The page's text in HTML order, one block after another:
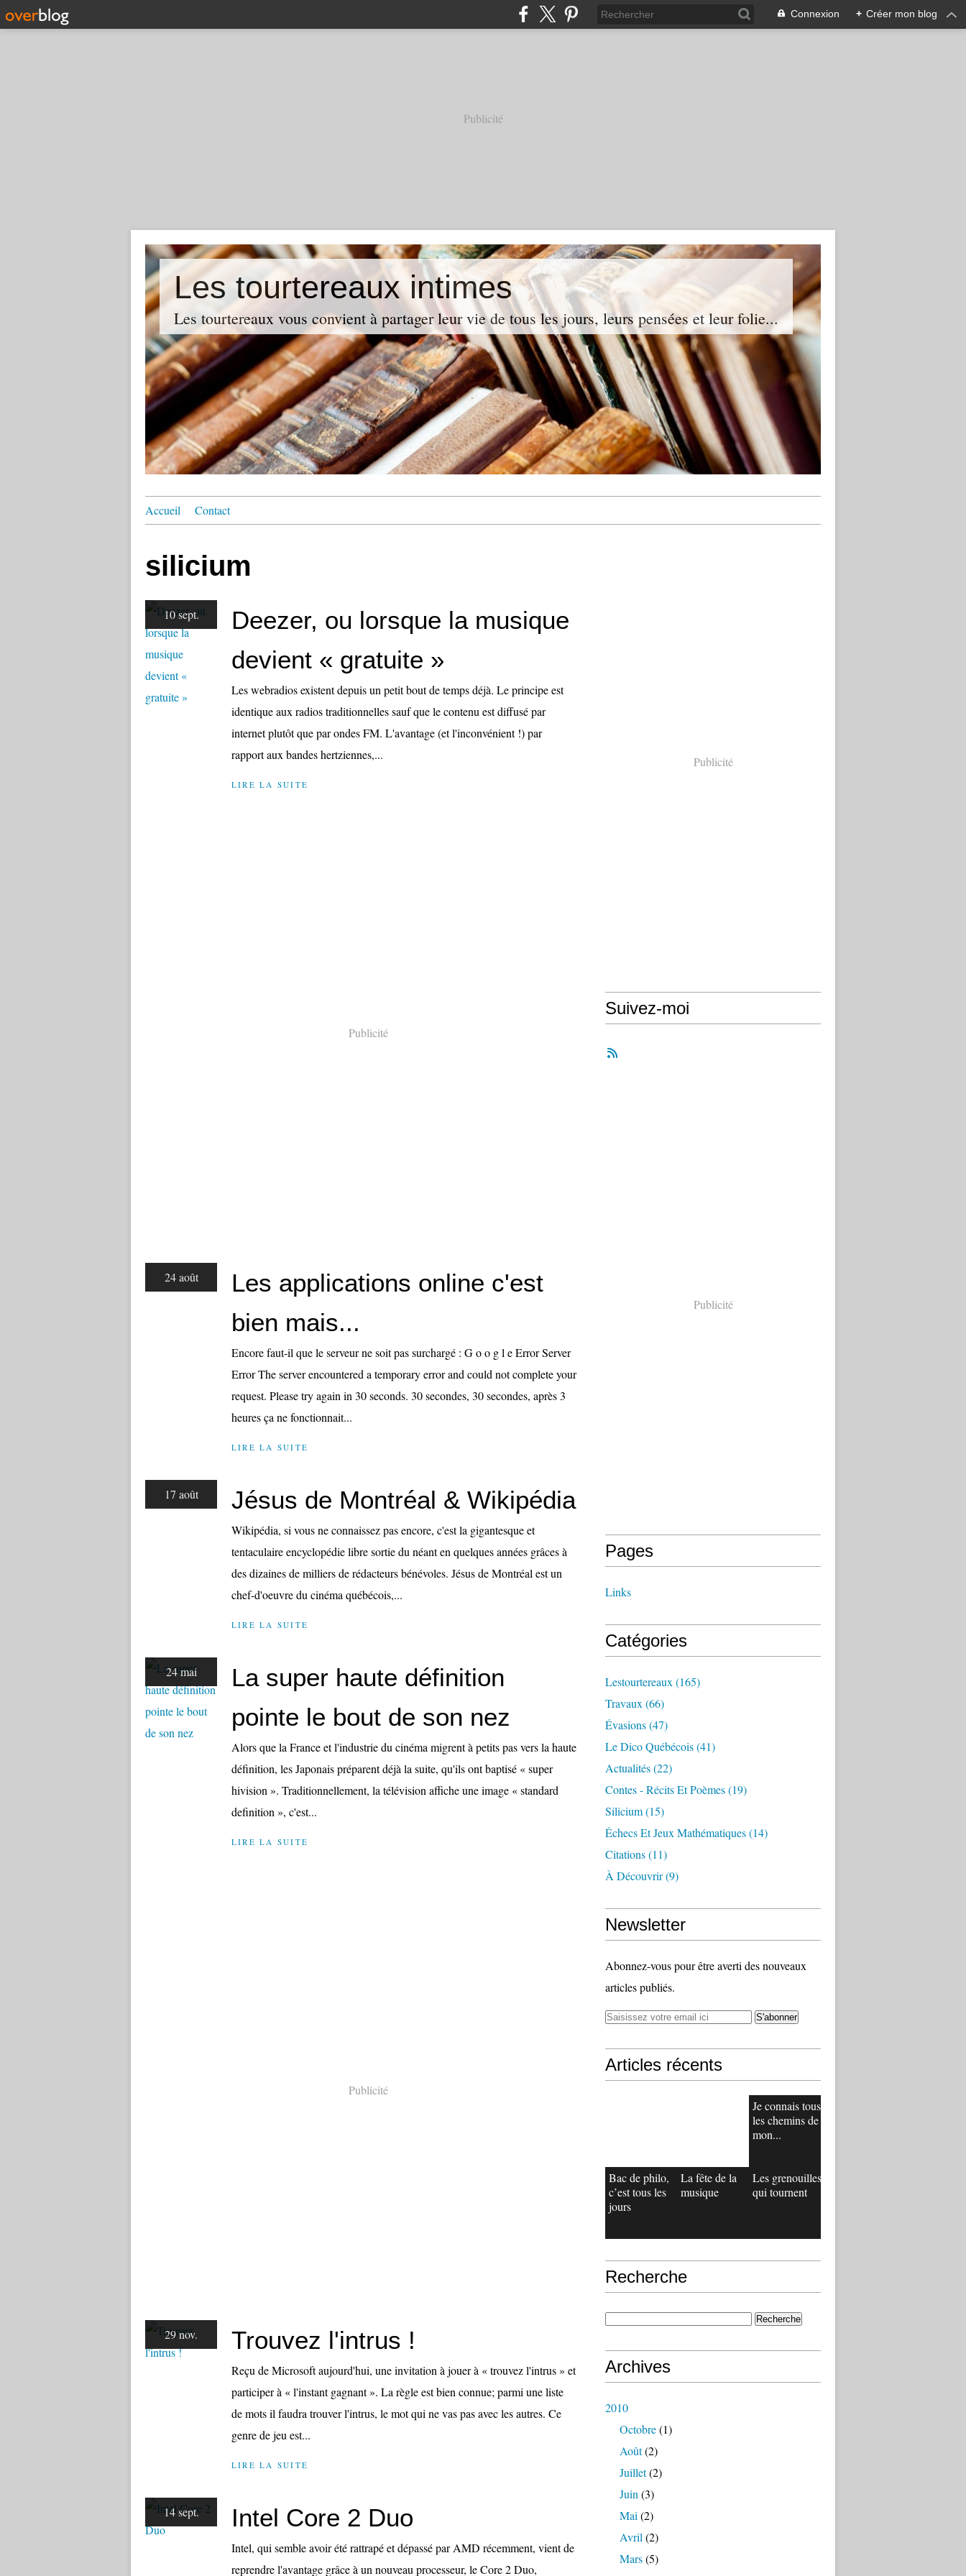
Connexion + Créer mon blog
Publicité
Les tourtereaux intimes
Les tourtereaux vous convient à partager leur vie de tous les jours, leurs pensées et leur folie...
Accueil Contact
silicium
10 sept.
Deezer, ou lorsque la musique
devient « gratuite »
Les webradios existent depuis un petit bout de temps déjà. Le principe est
identique aux radios traditionnelles sauf que le contenu est diffusé par
internet plutôt que par ondes FM. L'avantage (et l'inconvénient !) par
rapport aux bandes hertziennes,...
LIRE LA SUITE
Publicité
24 août
Les applications online c'est
bien mais...
Encore faut-il que le serveur ne soit pas surchargé : G o o g l e Error Server
Error The server encountered a temporary error and could not complete your
request. Please try again in 30 seconds. 30 secondes, 30 secondes, après 3
heures ça ne fonctionnait...
LIRE LA SUITE
17 août Jésus de Montréal & Wikipédia
Wikipédia, si vous ne connaissez pas encore, c'est la gigantesque et
tentaculaire encyclopédie libre sortie du néant en quelques années grâces à
des dizaines de milliers de rédacteurs bénévoles. Jésus de Montréal est un
chef-d'oeuvre du cinéma québécois,...
LIRE LA SUITE
24 mai
La super haute définition
pointe le bout de son nez
Alors que la France et l'industrie du cinéma migrent à petits pas vers la haute
définition, les Japonais préparent déjà la suite, qu'ils ont baptisé « super
hivision ». Traditionnellement, la télévision affiche une image « standard
definition », c'est...
LIRE LA SUITE
Publicité
29 nov. Trouvez l'intrus !
Reçu de Microsoft aujourd'hui, une invitation à jouer à « trouvez l'intrus » et
participer à « l'instant gagnant ». La règle est bien connue; parmi une liste
de mots il faudra trouver l'intrus, le mot qui ne vas pas avec les autres. Ce
genre de jeu est...
LIRE LA SUITE
14 sept. Intel Core 2 Duo
Intel, qui semble avoir été rattrapé et dépassé par AMD récemment, vient de
reprendre l'avantage grâce à un nouveau processeur, le Core 2 Duo,
Publicité
Suivez-moi
Publicité
Pages
Links
Catégories
Lestourtereaux (165)
Travaux (66)
Évasions(47)
Le Dico Québécois(41)
Actualités(22)
Contes - Récits Et Poèmes(19)
Silicium(15)
Échecs Et Jeux Mathématiques(14)
Citations(11)
À Découvrir(9)
Newsletter
Abonnez-vous pour être averti des nouveaux
articles publiés.
Articles récents
Je connais tous
les chemins de
mon...
Bac de philo,
c’est tous les
jours
La fête de la
musique
Les grenouilles
qui tournent
Recherche
Archives
2010
Octobre(1)
Août(2)
Juillet(2)
Juin (3)
Mai (2)
Avril (2)
Mars(5)